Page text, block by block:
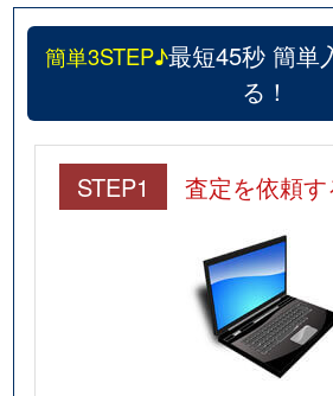
簡単3STEP♪最短45秒 簡単
る！
STEP1 査定を依頼す